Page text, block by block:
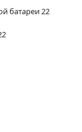
батареи 22